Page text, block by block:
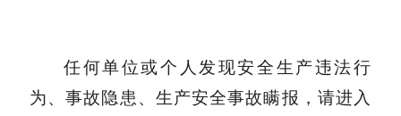
任何单位或个人发现安全生产违法行
为、事故隐患、生产安全事故瞒报，请进入